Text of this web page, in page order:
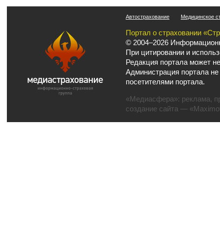
Автострахование Медицинское
Портал о страховании
© 2004–2026
При цитировании и
Редакция портала может
Администрация портала
посетителями портала.
«Медиасфера»: реклама,
создание сайта —